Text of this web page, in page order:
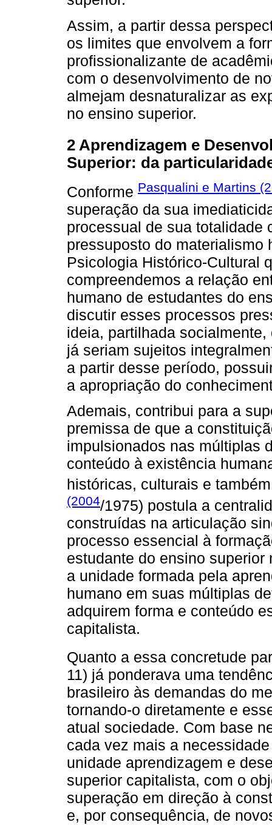
Assim, a partir dessa
os limites que envolvem a
profissionalizante de
com o desenvolvimento de
almejam desnaturalizar as
no ensino superior.
2 Aprendizagem e
Superior: da
Conforme Pasqualini e Martins
superação da sua
processual de sua totalidade
pressuposto do materialismo
Psicologia Histórico-Cultural
compreendemos a relação
humano de estudantes do
discutir esses processos
ideia, partilhada
já seriam sujeitos
a partir desse período,
a apropriação do
Ademais, contribui para a
premissa de que a
impulsionados nas múltiplas
conteúdo à existência
históricas, culturais e
(2004/1975) postula a
construídas na articulação
processo essencial à
estudante do ensino
a unidade formada pela
humano em suas múltiplas
adquirem forma e conteúdo
capitalista.
Quanto a essa concretude
11) já ponderava uma
brasileiro às demandas do
tornando-o diretamente e
atual sociedade. Com base
cada vez mais a
unidade aprendizagem e
superior capitalista, com o
superação em direção à
e, por consequência, de